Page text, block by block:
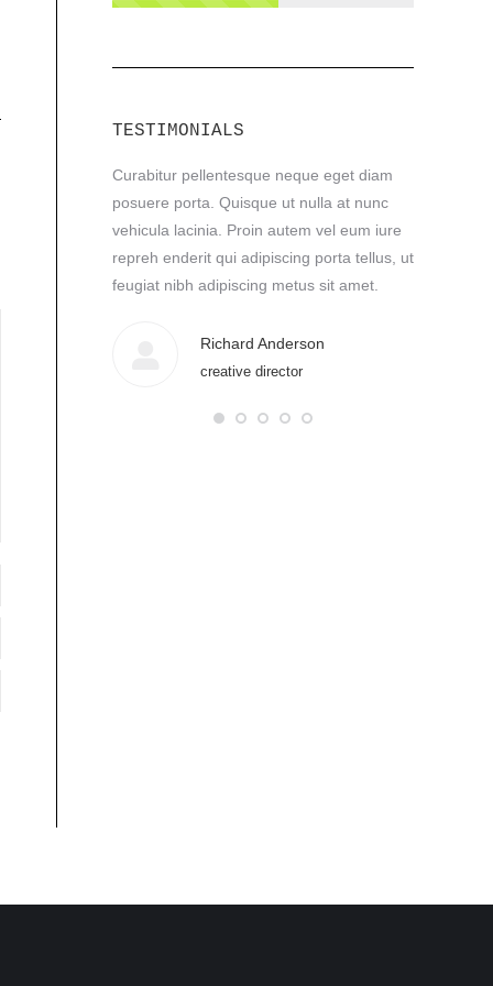
TESTIMONIALS
Curabitur pellentesque neque eget diam
posuere porta. Quisque ut nulla at nunc
vehicula lacinia. Proin autem vel eum iure
repreh enderit qui adipiscing porta tellus, ut
feugiat nibh adipiscing metus sit amet.
Richard Anderson
creative director